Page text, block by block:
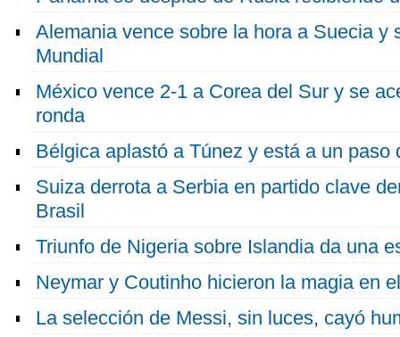
Alemania vence sobre la hora a Suecia y
Mundial
México vence 2-1 a Corea del Sur y se
ronda
Bélgica aplastó a Túnez y está a un paso
Suiza derrota a Serbia en partido clave
Brasil
Triunfo de Nigeria sobre Islandia da una
Neymar y Coutinho hicieron la magia en
La selección de Messi, sin luces, cayó